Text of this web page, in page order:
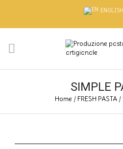
ENGLISH
SIMPLE
Home /FRESH PASTA /